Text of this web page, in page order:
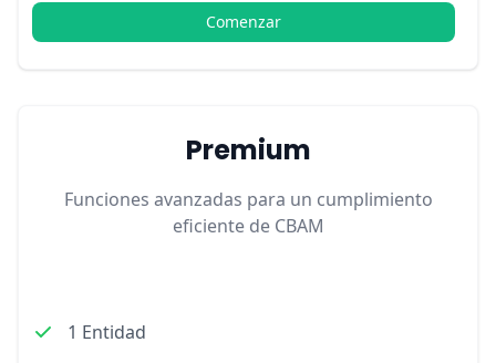
Comenzar
Premium
Funciones avanzadas para un cumplimiento
eficiente de CBAM
1 Entidad